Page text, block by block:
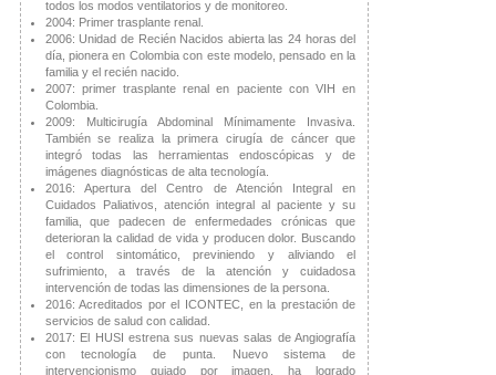
todos los modos ventilatorios y de monitoreo.
2004: Primer trasplante renal.
2006: Unidad de Recién Nacidos abierta las 24 horas del
día, pionera en Colombia con este modelo, pensado en la
familia y el recién nacido.
2007: primer trasplante renal en paciente con VIH en
Colombia.
2009: Multicirugía Abdominal Mínimamente Invasiva.
También se realiza la primera cirugía de cáncer que
integró todas las herramientas endoscópicas y de
imágenes diagnósticas de alta tecnología.
2016: Apertura del Centro de Atención Integral en
Cuidados Paliativos, atención integral al paciente y su
familia, que padecen de enfermedades crónicas que
deterioran la calidad de vida y producen dolor. Buscando
el control sintomático, previniendo y aliviando el
sufrimiento, a través de la atención y cuidadosa
intervención de todas las dimensiones de la persona.
2016: Acreditados por el ICONTEC, en la prestación de
servicios de salud con calidad.
2017: El HUSI estrena sus nuevas salas de Angiografía
con tecnología de punta. Nuevo sistema de
intervencionismo guiado por imagen, ha logrado